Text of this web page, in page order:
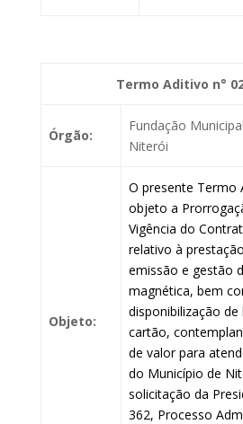
Termo Aditivo n°
Órgão:
Fundação
Niterói
Objeto:
O presente Termo
objeto a
Vigência do
relativo à
emissão e gestão
magnética, bem
disponibilização
cartão,
de valor para
do Município de
solicitação da
362, Processo